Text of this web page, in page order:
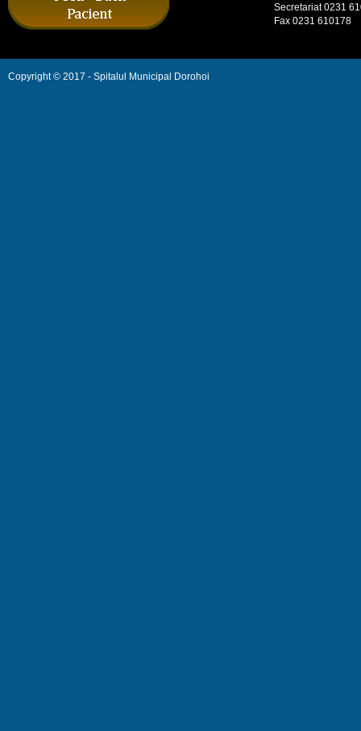
Secretariat 0231
Fax 0231 610178
Copyright © 2017 - Spitalul Municipal Dorohoi